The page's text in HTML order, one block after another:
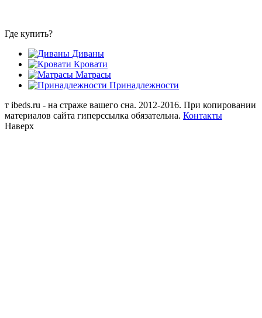
Где купить?
Диваны
Кровати
Матрасы
Принадлежности
т ibeds.ru - на страже вашего сна. 2012-2016. При копировании
материалов сайта гиперссылка обязательна. Контакты
Наверх